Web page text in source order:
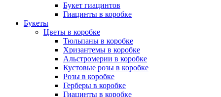
Букет гиацинтов
Гиацинты в коробке
Букеты
Цветы в коробке
Тюльпаны в коробке
Хризантемы в коробке
Альстромерии в коробке
Кустовые розы в коробке
Розы в коробке
Герберы в коробке
Гиацинты в коробке